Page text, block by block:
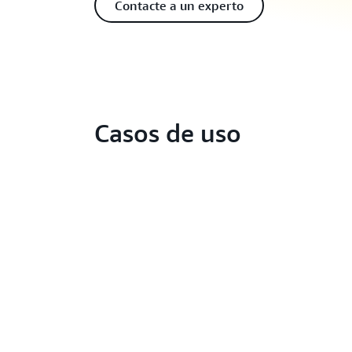
Contacte a un experto
Casos de uso